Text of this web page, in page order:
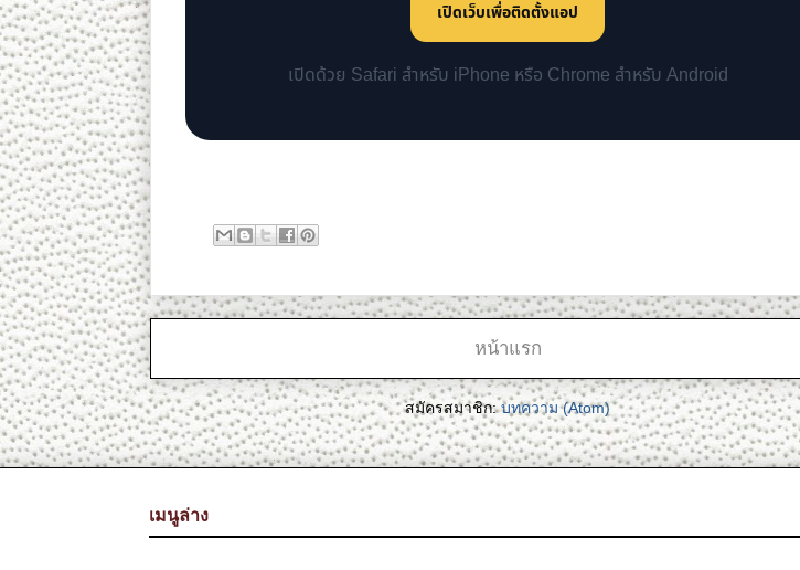
เปิดเว็บเพื่อติดตั้งแอป
เปิดด้วย Safari สำหรับ iPhone หรือ Chrome สำหรับ Android
หน้าแรก
สมัครสมาชิก:บทความ (Atom)
เมนูล่าง